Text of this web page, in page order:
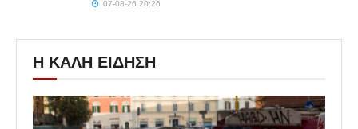
07-08-26 20:26
Η ΚΑΛΗ ΕΙΔΗΣΗ